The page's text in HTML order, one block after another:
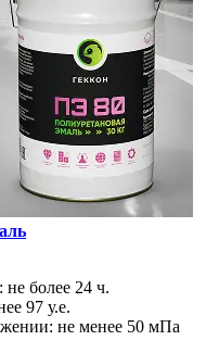
не более 24 ч.
97 у.е.
не менее 50 мПа